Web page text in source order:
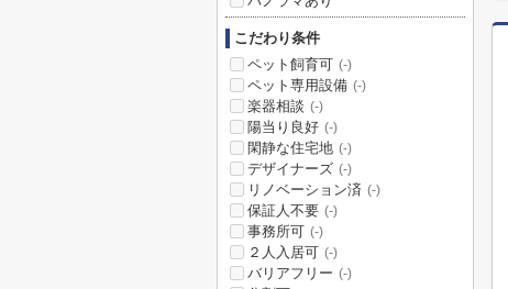
こだわり条件
ペット飼育可 (-)
ペット専用設備 (-)
楽器相談 (-)
陽当り良好 (-)
閑静な住宅地 (-)
デザイナーズ (-)
リノベーション済 (-)
保証人不要 (-)
事務所可 (-)
２人入居可 (-)
バリアフリー (-)